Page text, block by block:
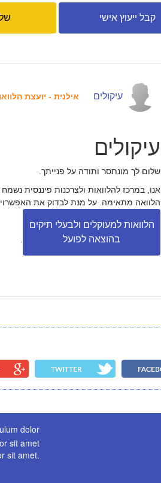
קבל ייעוץ אישי
אילנית - יועצת
עיקולים
שלום לך מונתסר ותודה על פנייתך.
אנו, במרכז להלוואות ולצרכנות פיננסית
הלוואה מתאימה. על מנת לבדוק את
הלוואות למעוקלים ולבעלי תיקים
בהוצאה לפועל
dolor
sit amet
sit amet.